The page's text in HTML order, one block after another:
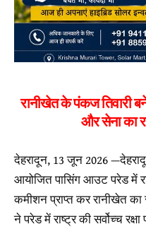
रानीखेत के पंकज तिवारी
और सेना का
देहरादून, 13 जून 2026
आयोजित पासिंग आउट परेड में
कमीशन प्राप्त कर रानीखेत का
ने परेड में राष्ट्र की सर्वोच्च